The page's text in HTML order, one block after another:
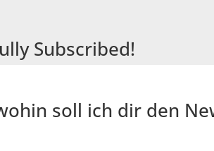
Subscribed!
soll ich dir den